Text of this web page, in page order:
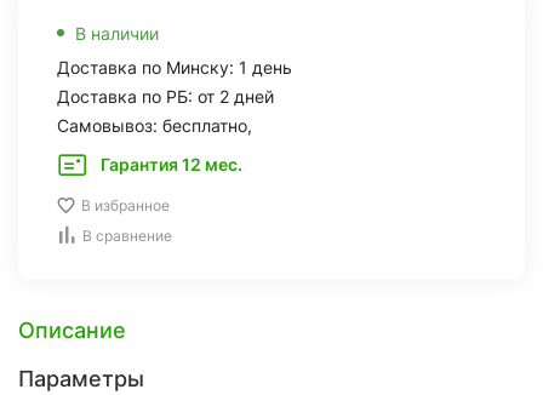
В наличии
Доставка по Минску: 1 день
Доставка по РБ: от 2 дней
Самовывоз: бесплатно,
Гарантия 12 мес.
В избранное
В сравнение
Описание
Параметры